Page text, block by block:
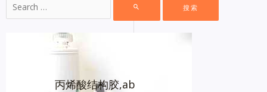
丙烯酸结构胶,ab